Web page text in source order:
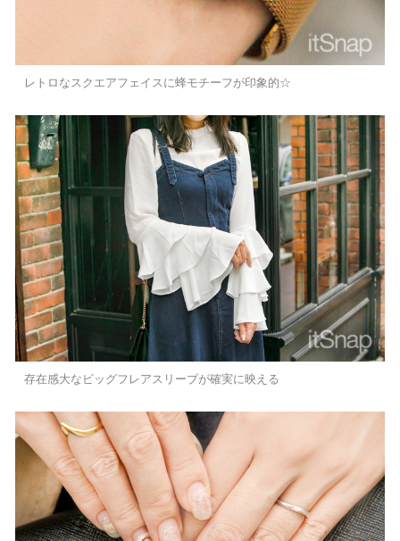
レトロなスクエアフェイスに蜂モチーフが印象的☆
存在感大なビッグフレアスリーブが確実に映える